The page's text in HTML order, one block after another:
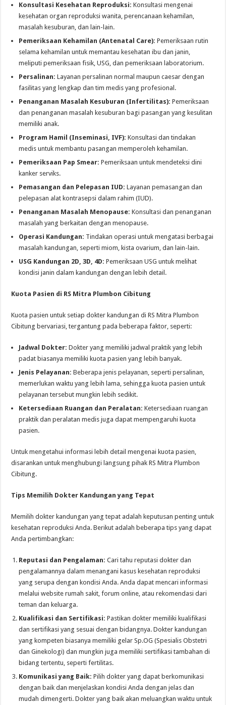
Konsultasi Kesehatan Reproduksi: Konsultasi mengenai
kesehatan organ reproduksi wanita, perencanaan kehamilan,
masalah kesuburan, dan lain-lain.
Pemeriksaan Kehamilan (Antenatal Care): Pemeriksaan rutin
selama kehamilan untuk memantau kesehatan ibu dan janin,
meliputi pemeriksaan fisik, USG, dan pemeriksaan laboratorium.
Persalinan: Layanan persalinan normal maupun caesar dengan
fasilitas yang lengkap dan tim medis yang profesional.
Penanganan Masalah Kesuburan (Infertilitas): Pemeriksaan
dan penanganan masalah kesuburan bagi pasangan yang kesulitan
memiliki anak.
Program Hamil (Inseminasi, IVF): Konsultasi dan tindakan
medis untuk membantu pasangan memperoleh kehamilan.
Pemeriksaan Pap Smear: Pemeriksaan untuk mendeteksi dini
kanker serviks.
Pemasangan dan Pelepasan IUD: Layanan pemasangan dan
pelepasan alat kontrasepsi dalam rahim (IUD).
Penanganan Masalah Menopause: Konsultasi dan penanganan
masalah yang berkaitan dengan menopause.
Operasi Kandungan: Tindakan operasi untuk mengatasi berbagai
masalah kandungan, seperti miom, kista ovarium, dan lain-lain.
USG Kandungan 2D, 3D, 4D: Pemeriksaan USG untuk melihat
kondisi janin dalam kandungan dengan lebih detail.
Kuota Pasien di RS Mitra Plumbon Cibitung
Kuota pasien untuk setiap dokter kandungan di RS Mitra Plumbon
Cibitung bervariasi, tergantung pada beberapa faktor, seperti:
Jadwal Dokter: Dokter yang memiliki jadwal praktik yang lebih
padat biasanya memiliki kuota pasien yang lebih banyak.
Jenis Pelayanan: Beberapa jenis pelayanan, seperti persalinan,
memerlukan waktu yang lebih lama, sehingga kuota pasien untuk
pelayanan tersebut mungkin lebih sedikit.
Ketersediaan Ruangan dan Peralatan: Ketersediaan ruangan
praktik dan peralatan medis juga dapat mempengaruhi kuota
pasien.
Untuk mengetahui informasi lebih detail mengenai kuota pasien,
disarankan untuk menghubungi langsung pihak RS Mitra Plumbon
Cibitung.
Tips Memilih Dokter Kandungan yang Tepat
Memilih dokter kandungan yang tepat adalah keputusan penting untuk
kesehatan reproduksi Anda. Berikut adalah beberapa tips yang dapat
Anda pertimbangkan:
Reputasi dan Pengalaman: Cari tahu reputasi dokter dan
pengalamannya dalam menangani kasus kesehatan reproduksi
yang serupa dengan kondisi Anda. Anda dapat mencari informasi
melalui website rumah sakit, forum online, atau rekomendasi dari
teman dan keluarga.
Kualifikasi dan Sertifikasi: Pastikan dokter memiliki kualifikasi
dan sertifikasi yang sesuai dengan bidangnya. Dokter kandungan
yang kompeten biasanya memiliki gelar Sp.OG (Spesialis Obstetri
dan Ginekologi) dan mungkin juga memiliki sertifikasi tambahan di
bidang tertentu, seperti fertilitas.
Komunikasi yang Baik: Pilih dokter yang dapat berkomunikasi
dengan baik dan menjelaskan kondisi Anda dengan jelas dan
mudah dimengerti. Dokter yang baik akan meluangkan waktu untuk